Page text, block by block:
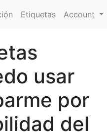
Etiquetas Account
usar
por
del